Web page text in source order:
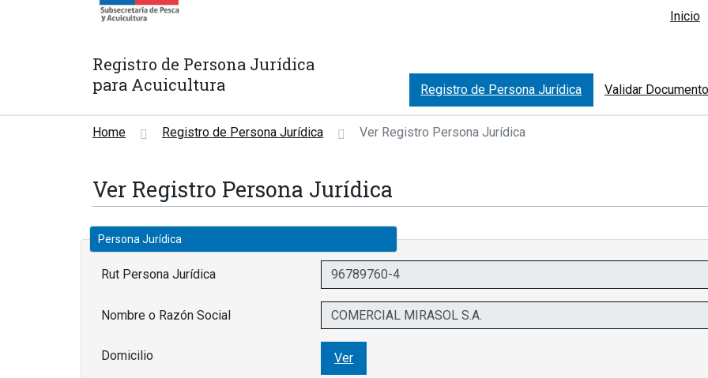
Registro de Persona Jurídica
para Acuicultura
Inicio
Registro de Persona Jurídica Validar
Home Registro de Persona Jurídica Ver Registro Persona Jurídica
Ver Registro Persona Jurídica
Persona Jurídica
Rut Persona Jurídica
Nombre o Razón Social
Domicilio Ver